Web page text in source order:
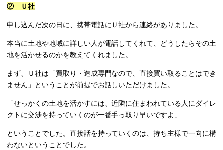
② Ｕ社
申し込んだ次の日に、携帯電話にＵ社から連絡がありました。
本当に土地や地域に詳しい人が電話してくれて、どうしたらその土
地を活かせるのかを教えてくれました。
まず、Ｕ社は「買取り・造成専門なので、直接買い取ることはでき
ません」ということが前提でお話しいただけました。
「せっかくの土地を活かすには、近隣に住まわれている人にダイレ
クトに交渉を持っていくのが一番手っ取り早いですよ」
ということでした。直接話を持っていくのは、持ち主様で一向に構
わないということでした。